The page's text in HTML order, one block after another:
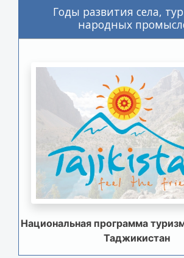
Годы развития села,
народных
Национальная программа
Таджикистан